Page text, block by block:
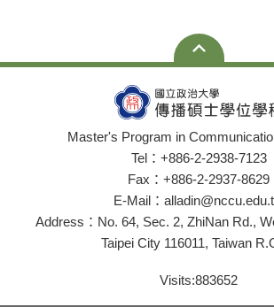
Master's Program in
Tel：+886-2-2938-7123
Fax：+886-2-2937-8629
E-Mail：
Address：No. 64, Sec. 2, ZhiNan Rd.,
Taipei City 116011, Taiwan
Visits:883652